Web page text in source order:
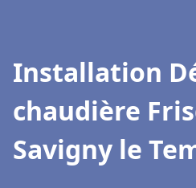
Installation
chaudière
Savigny le